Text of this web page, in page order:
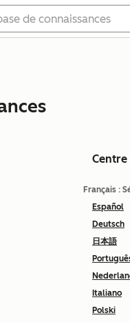
Français :
Español
Deutsch
日本語
Italiano
Polski